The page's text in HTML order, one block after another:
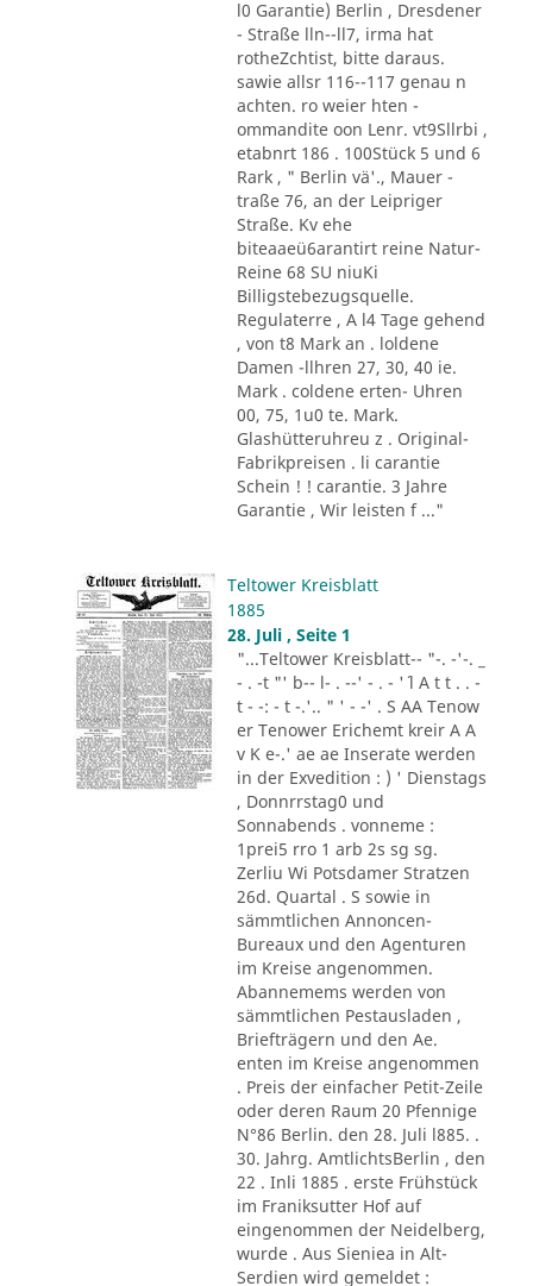
l0 Garantie) Berlin , Dresdener
- Straße lln--ll7, irma hat
rotheZchtist, bitte daraus.
sawie allsr 116--117 genau n
achten. ro weier hten -
ommandite oon Lenr. vt9Sllrbi ,
etabnrt 186 . 100Stück 5 und 6
Rark , " Berlin vä'., Mauer -
traße 76, an der Leipriger
Straße. Kv ehe
biteaaeü6arantirt reine Natur-
Reine 68 SU niuKi
Billigstebezugsquelle.
Regulaterre , A l4 Tage gehend
, von t8 Mark an . loldene
Damen -llhren 27, 30, 40 ie.
Mark . coldene erten- Uhren
00, 75, 1u0 te. Mark.
Glashütteruhreu z . Original-
Fabrikpreisen . li carantie
Schein ! ! carantie. 3 Jahre
Garantie , Wir leisten f ..."
Teltower Kreisblatt
1885
28. Juli , Seite 1
"...Teltower Kreisblatt-- "-. -'-. _
- . -t "' b-- l- . --' - . - '´ l A t t . . -
t - -: - t -.'.. " ' - -' . S AA Tenow
er Tenower Erichemt kreir A A
v K e-.' ae ae Inserate werden
in der Exvedition : ) ' Dienstags
, Donnrrstag0 und
Sonnabends . vonneme :
1prei5 rro 1 arb 2s sg sg.
Zerliu Wi Potsdamer Stratzen
26d. Quartal . S sowie in
sämmtlichen Annoncen-
Bureaux und den Agenturen
im Kreise angenommen.
Abannemems werden von
sämmtlichen Pestausladen ,
Briefträgern und den Ae.
enten im Kreise angenommen
. Preis der einfacher Petit-Zeile
oder deren Raum 20 Pfennige
N°86 Berlin. den 28. Juli l885. .
30. Jahrg. AmtlichtsBerlin , den
22 . Inli 1885 . erste Frühstück
im Franiksutter Hof auf
eingenommen der Neidelberg,
wurde . Aus Sieniea in Alt-
Serdien wird gemeldet :